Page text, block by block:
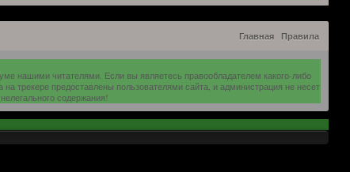
Главная Правила
нашими читателями. Если вы являетесь правообладателем какого-либо
трекере предоставлены пользователями сайта, и администрация не несет
содержания!